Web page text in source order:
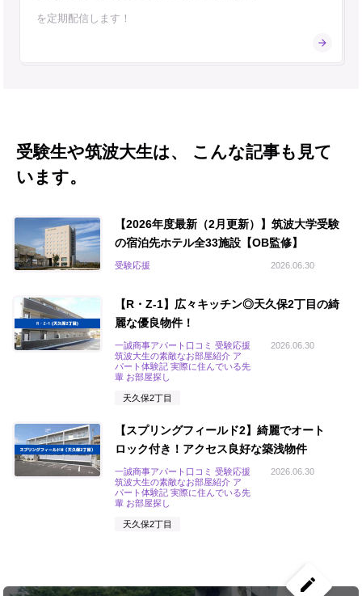
を定期配信します！
受験生や筑波大生は、 こんな記事も見て
います。
【2026年度最新（2月更新）】筑波大学受験
の宿泊先ホテル全33施設【OB監修】
2026.06.30
受験応援
【R・Z-1】広々キッチン◎天久保2丁目の綺
麗な優良物件！
2026.06.30
一誠商事アパート口コミ 受験応援
筑波大生の素敵なお部屋紹介 ア
パート体験記 実際に住んでいる先
輩 お部屋探し
天久保2丁目
【スプリングフィールド2】綺麗でオート
ロック付き！アクセス良好な築浅物件
2026.06.30
一誠商事アパート口コミ 受験応援
筑波大生の素敵なお部屋紹介 ア
パート体験記 実際に住んでいる先
輩 お部屋探し
天久保2丁目
create